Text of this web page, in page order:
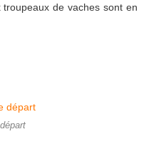
de vaches sont en